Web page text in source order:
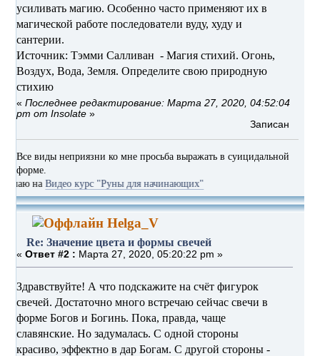
усиливать магию. Особенно часто применяют их в
магической работе последователи вуду, худу и
сантерии.
Источник: Тэмми Салливан - Магия стихий. Огонь,
Воздух, Вода, Земля. Определите свою природную
стихию
«Последнее редактирование: Марта 27, 2020, 04:52:04
pm от Insolate »
Записан
Все виды неприязни ко мне просьба выражать в суицидальной
форме.
Видео курс "Руны для начинающих"
Helga_V
Re: Значение цвета и формы свечей
«Ответ #2 : Марта 27, 2020, 05:20:22 pm »
Здравствуйте! А что подскажите на счёт фигурок
свечей. Достаточно много встречаю сейчас свечи в
форме Богов и Богинь. Пока, правда, чаще
славянские. Но задумалась. С одной стороны
красиво, эффектно в дар Богам. С другой стороны -